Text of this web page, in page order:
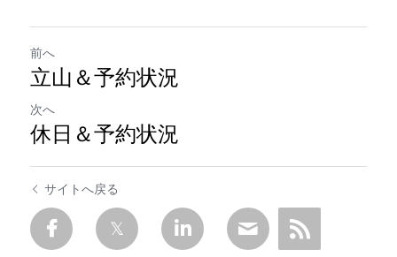
前へ
立山＆予約状況
次へ
休日＆予約状況
サイトへ戻る